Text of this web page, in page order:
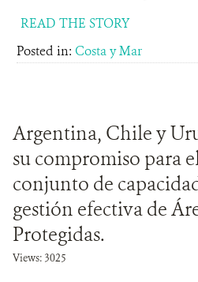
READ THE STORY
Posted in: Costa y Mar
Argentina, Chile y
su compromiso para
conjunto de
gestión efectiva de
Protegidas.
Views: 3025